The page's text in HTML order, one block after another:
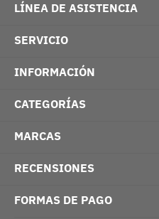
LÍNEA DE ASISTENCIA
SERVICIO
INFORMACIÓN
CATEGORÍAS
MARCAS
RECENSIONES
FORMAS DE PAGO